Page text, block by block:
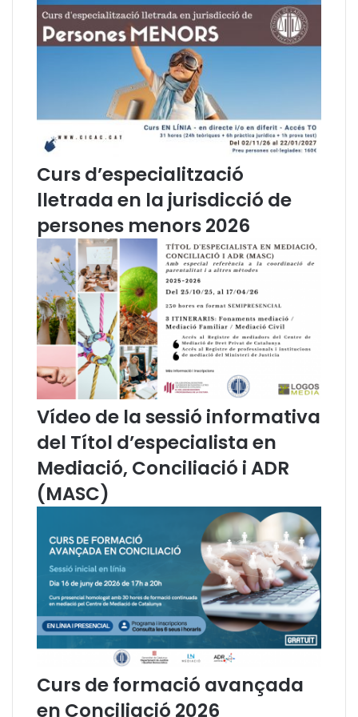
u
a
c
a
v
a
n
l
a
f
i
n
a
l
i
t
a
c
ó
d
l
e
s
e
s
u
r
e
s
e
e
p
Curs d’especialització
lletrada en la jurisdicció de
persones menors 2026
Vídeo de la sessió informativa
del Títol d’especialista en
Mediació, Conciliació i ADR
(MASC)
Curs de formació avançada
en Conciliació 2026